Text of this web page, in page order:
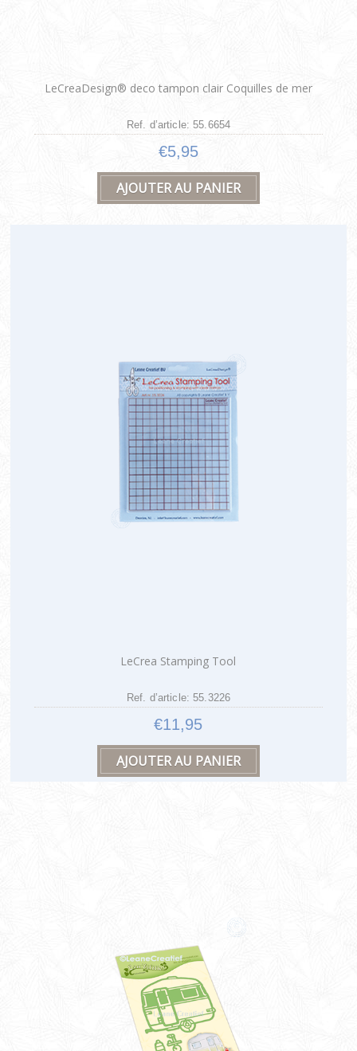
LeCreaDesign® deco tampon clair Coquilles de mer
Ref. d’article: 55.6654
€5,95
LeCrea Stamping Tool
Ref. d’article: 55.3226
€11,95